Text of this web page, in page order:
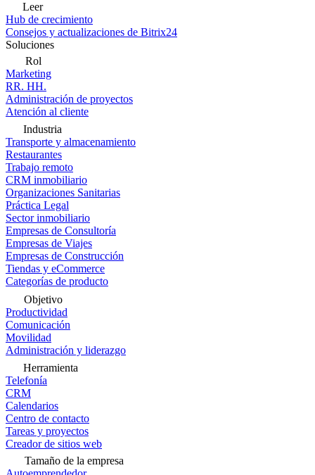
Leer
Hub de crecimiento
Consejos y actualizaciones de Bitrix24
Soluciones
Rol
Marketing
RR. HH.
Administración de proyectos
Atención al cliente
Industria
Transporte y almacenamiento
Restaurantes
Trabajo remoto
CRM inmobiliario
Organizaciones Sanitarias
Práctica Legal
Sector inmobiliario
Empresas de Consultoría
Empresas de Viajes
Empresas de Construcción
Tiendas y eCommerce
Categorías de producto
Objetivo
Productividad
Comunicación
Movilidad
Administración y liderazgo
Herramienta
Telefonía
CRM
Calendarios
Centro de contacto
Tareas y proyectos
Creador de sitios web
Tamaño de la empresa